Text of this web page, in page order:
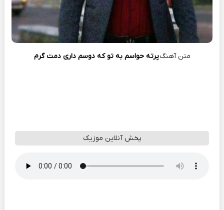
متن آهنگپرته حواسم به تو که دوسم داری دمت گرم
پخش آنلاین موزیک